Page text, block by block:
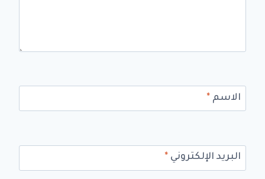
الاسم *
البريد الإلكتروني *